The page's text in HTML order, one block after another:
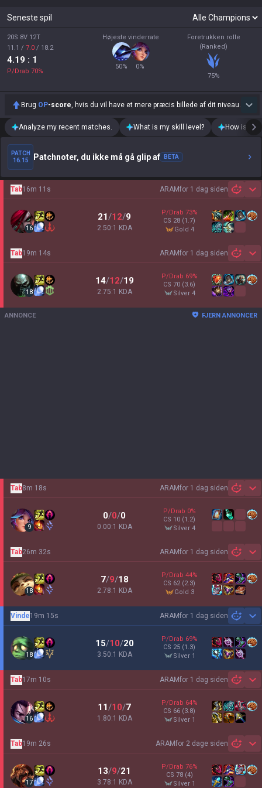
Seneste spil
20S 8V 12T
11.1 / 7.0 / 18.2
4.19 : 1
P/Drab 70%
Højeste vinderrate
50% 0%
Foretrukken rolle
(Ranked)
75%
Brug OP-score, hvis du vil have et mere præcis billede af dit niveau.
Analyze my recent matches. What is my skill level? How is my
PATCH
16.15
Patchnoter, du ikke må gå glip af BETA
ARAMfor 1 dag siden
Tab16m 11s
16
21/12/9
2.50:1 KDA
P/Drab 73%
CS 28 (1.7)
gold 4
ARAMfor 1 dag siden
Tab19m 14s
18
14/12/19
2.75:1 KDA
P/Drab 69%
CS 70 (3.6)
silver 4
ANNONCE FJERN ANNONCER
ARAMfor 1 dag siden
Tab8m 18s
9
0/0/0
0.00:1 KDA
P/Drab 0%
CS 10 (1.2)
silver 4
ARAMfor 1 dag siden
Tab26m 32s
18
7/9/18
2.78:1 KDA
P/Drab 44%
CS 62 (2.3)
gold 3
ARAMfor 1 dag siden
Vinde19m 15s
18
15/10/20
3.50:1 KDA
P/Drab 69%
CS 25 (1.3)
silver 1
ARAMfor 1 dag siden
Tab17m 10s
16
11/10/7
1.80:1 KDA
P/Drab 64%
CS 66 (3.8)
silver 1
ARAMfor 2 dage siden
Tab19m 26s
17
13/9/21
3.78:1 KDA
P/Drab 76%
CS 78 (4)
silver 1